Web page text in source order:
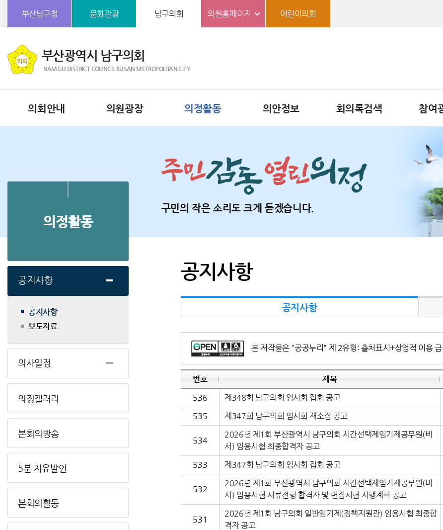
부산남구청
문화관광 남구의회 의원홈페이지 어린이의회
부산광역시 남구의회
NAMGU DISTRICT COUNCIL BUSAN METROPOLITAN CITY
의회안내 의원광장 의정활동 의안정보 회의록검색 참여
구민의 작은 소리도 크게 듣겠습니다.
의정활동
공지사항
공지사항
보도자료
의사일정
의정갤러리
본회의방송
5분 자유발언
본회의활동
공지사항
공지사항
본 저작물은 "공공누리" 제 2유형: 출처표시+상업적 이용
번호 제목
536
제348회 남구의회 임시회 집회 공고
535
제347회 남구의회 임시회 재소집 공고
534
2026년 제1회 부산광역시 남구의회 시간선택제임기제공무원(비
서) 임용시험 최종합격자 공고
533 제347회 남구의회 임시회 집회 공고
532
2026년 제1회 부산광역시 남구의회 시간선택제임기제공무원(비
서) 임용시험 서류전형 합격자 및 면접시험 시행계획 공고
531
2026년 제1회 남구의회 일반임기제(정책지원관) 임용시험 최종합
격자 공고